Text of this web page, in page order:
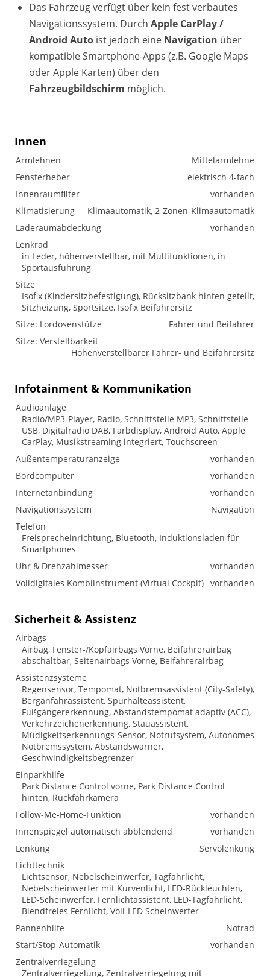
Das Fahrzeug verfügt über kein fest verbautes
Navigationssystem. Durch Apple CarPlay /
Android Auto ist jedoch eine Navigation über
kompatible Smartphone-Apps (z.B. Google Maps
oder Apple Karten) über den
Fahrzeugbildschirm möglich.
Innen
Armlehnen
Mittelarmlehne
Fensterheber
elektrisch 4-fach
Innenraumfilter
vorhanden
Klimatisierung
Klimaautomatik, 2-Zonen-Klimaautomatik
Laderaumabdeckung
vorhanden
Lenkrad
in Leder, höhenverstellbar, mit Multifunktionen, in
Sportausführung
Sitze
Isofix (Kindersitzbefestigung), Rücksitzbank hinten geteilt,
Sitzheizung, Sportsitze, Isofix Beifahrersitz
Sitze: Lordosenstütze
Fahrer und Beifahrer
Sitze: Verstellbarkeit
Höhenverstellbarer Fahrer- und Beifahrersitz
Infotainment & Kommunikation
Audioanlage
Radio/MP3-Player, Radio, Schnittstelle MP3, Schnittstelle
USB, Digitalradio DAB, Farbdisplay, Android Auto, Apple
CarPlay, Musikstreaming integriert, Touchscreen
Außentemperaturanzeige
vorhanden
Bordcomputer
vorhanden
Internetanbindung
vorhanden
Navigationssystem
Navigation
Telefon
Freisprecheinrichtung, Bluetooth, Induktionsladen für
Smartphones
Uhr & Drehzahlmesser
vorhanden
Volldigitales Kombiinstrument (Virtual Cockpit) vorhanden
Sicherheit & Assistenz
Airbags
Airbag, Fenster-/Kopfairbags Vorne, Beifahrerairbag
abschaltbar, Seitenairbags Vorne, Beifahrerairbag
Assistenzsysteme
Regensensor, Tempomat, Notbremsassistent (City-Safety),
Berganfahrassistent, Spurhalteassistent,
Fußgängererkennung, Abstandstempomat adaptiv (ACC),
Verkehrzeichenerkennung, Stauassistent,
Müdigkeitserkennungs-Sensor, Notrufsystem, Autonomes
Notbremssystem, Abstandswarner,
Geschwindigkeitsbegrenzer
Einparkhilfe
Park Distance Control vorne, Park Distance Control
hinten, Rückfahrkamera
Follow-Me-Home-Funktion
vorhanden
Innenspiegel automatisch abblendend
vorhanden
Lenkung
Servolenkung
Lichttechnik
Lichtsensor, Nebelscheinwerfer, Tagfahrlicht,
Nebelscheinwerfer mit Kurvenlicht, LED-Rückleuchten,
LED-Scheinwerfer, Fernlichtassistent, LED-Tagfahrlicht,
Blendfreies Fernlicht, Voll-LED Scheinwerfer
Pannenhilfe
Notrad
Start/Stop-Automatik
vorhanden
Zentralverriegelung
Zentralverriegelung, Zentralverriegelung mit